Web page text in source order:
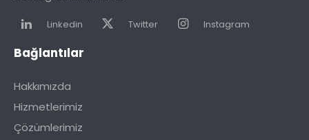
Linkedin Twitter Instagram
Bağlantılar
Hakkımızda
Hizmetlerimiz
Çözümlerimiz